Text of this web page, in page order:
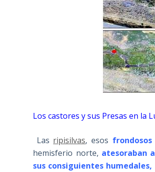
Los castores y sus Presas en la
Las ripisilvas, esos
hemisferio norte, atesoraban
sus consiguientes